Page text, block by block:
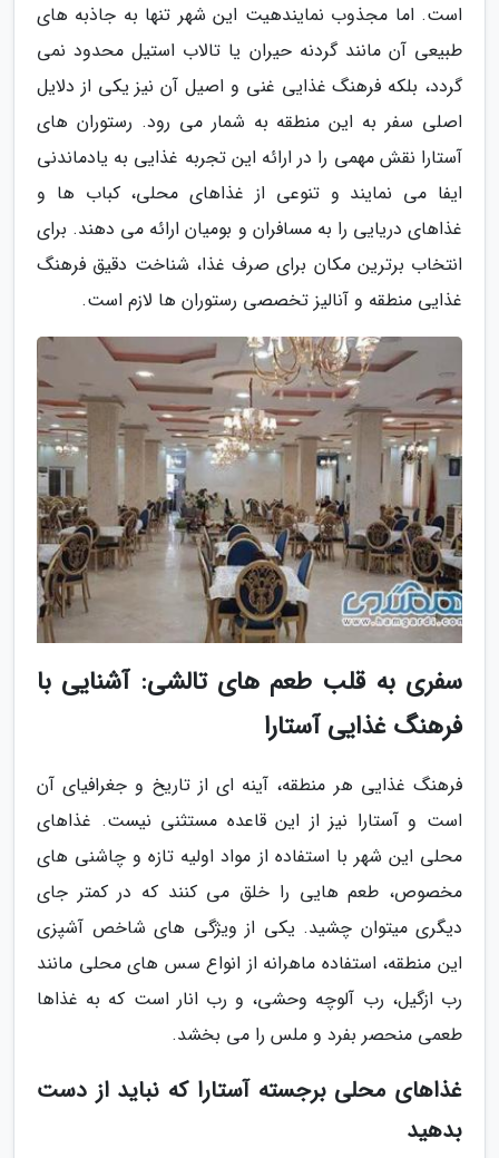
است. اما مجذوب نمایندهیت این شهر تنها به جاذبه های
طبیعی آن مانند گردنه حیران یا تالاب استیل محدود نمی
گردد، بلکه فرهنگ غذایی غنی و اصیل آن نیز یکی از دلایل
اصلی سفر به این منطقه به شمار می رود. رستوران های
آستارا نقش مهمی را در ارائه این تجربه غذایی به یادماندنی
ایفا می نمایند و تنوعی از غذاهای محلی، کباب ها و
غذاهای دریایی را به مسافران و بومیان ارائه می دهند. برای
انتخاب برترین مکان برای صرف غذا، شناخت دقیق فرهنگ
غذایی منطقه و آنالیز تخصصی رستوران ها لازم است.
سفری به قلب طعم های تالشی: آشنایی با
فرهنگ غذایی آستارا
فرهنگ غذایی هر منطقه، آینه ای از تاریخ و جغرافیای آن
است و آستارا نیز از این قاعده مستثنی نیست. غذاهای
محلی این شهر با استفاده از مواد اولیه تازه و چاشنی های
مخصوص، طعم هایی را خلق می کنند که در کمتر جای
دیگری میتوان چشید. یکی از ویژگی های شاخص آشپزی
این منطقه، استفاده ماهرانه از انواع سس های محلی مانند
رب ازگیل، رب آلوچه وحشی، و رب انار است که به غذاها
طعمی منحصر بفرد و ملس را می بخشد.
غذاهای محلی برجسته آستارا که نباید از دست
بدهید